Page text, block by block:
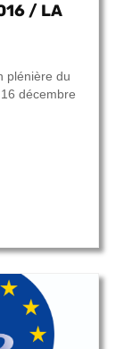
/ LA
plénière du
décembre